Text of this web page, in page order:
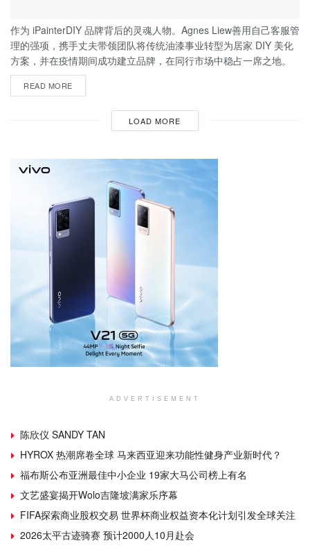
作为 iPainterDIY 品牌背后的灵魂人物。Agnes Liew善用自己客服管
理的强项，携手丈夫带领团队将传统油漆事业转型为居家 DIY 美化
方案，并在疫情期间成功建立品牌，在同行市场中稳占一席之地。
READ MORE
LOAD MORE
ADVERTISEMENT
陈欣仪 SANDY TAN
HYROX 热潮席卷全球 马来西亚迎来功能性健身产业新时代？
福布斯公布亚洲最佳中小企业 19家大马公司榜上有名
文艺盛宴揭开Wolo吉隆坡满家乐序幕
FIFA探索商业股权交易 世界杯商业权益资本化计划引发全球关注
2026太平古迹骑赛 预计2000人10月赴会